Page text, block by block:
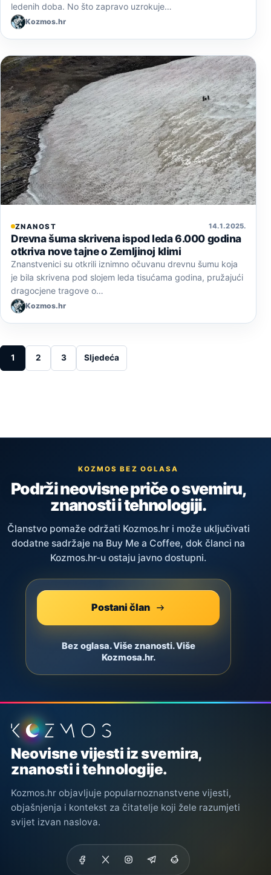
ledenih doba. No što zapravo uzrokuje…
Kozmos.hr
ZNANOST 14. 1. 2025.
Drevna šuma skrivena ispod leda 6.000 godina
otkriva nove tajne o Zemljinoj klimi
Znanstvenici su otkrili iznimno očuvanu drevnu šumu koja
je bila skrivena pod slojem leda tisućama godina, pružajući
dragocjene tragove o…
Kozmos.hr
Posts pagination
1 2 3 Sljedeća
KOZMOS BEZ OGLASA
Podrži neovisne priče o svemiru,
znanosti i tehnologiji.
Članstvo pomaže održati Kozmos.hr i može uključivati
dodatne sadržaje na Buy Me a Coffee, dok članci na
Kozmos.hr-u ostaju javno dostupni.
Postani član
Bez oglasa. Više znanosti. Više
Kozmosa.hr.
Podnožje stranice
Neovisne vijesti iz svemira,
znanosti i tehnologije.
Kozmos.hr objavljuje popularnoznanstvene vijesti,
objašnjenja i kontekst za čitatelje koji žele razumjeti
svijet izvan naslova.